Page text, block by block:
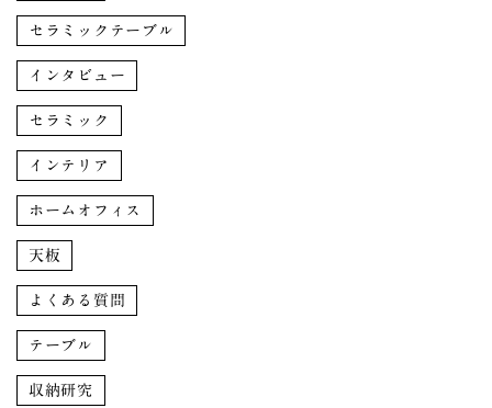
セラミックテーブル
インタビュー
セラミック
インテリア
ホームオフィス
天板
よくある質問
テーブル
収納研究